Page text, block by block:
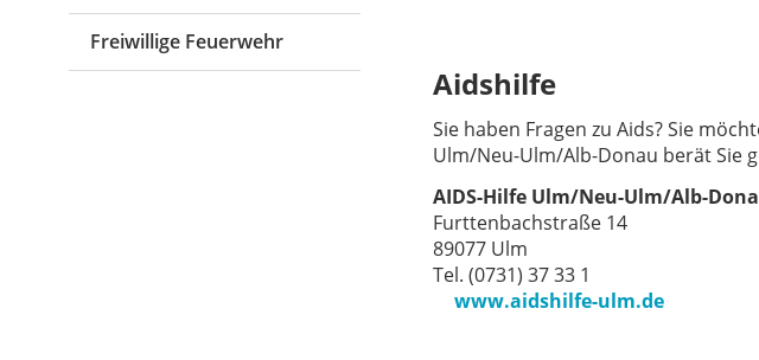
Freiwillige Feuerwehr
Aidshilfe
Sie haben Fragen zu Aids? Sie
Ulm/Neu-Ulm/Alb-Donau berät Sie
AIDS-Hilfe Ulm/Neu-Ulm/Alb-
Furttenbachstraße 14
89077 Ulm
Tel. (0731) 37 33 1
www.aidshilfe-ulm.de